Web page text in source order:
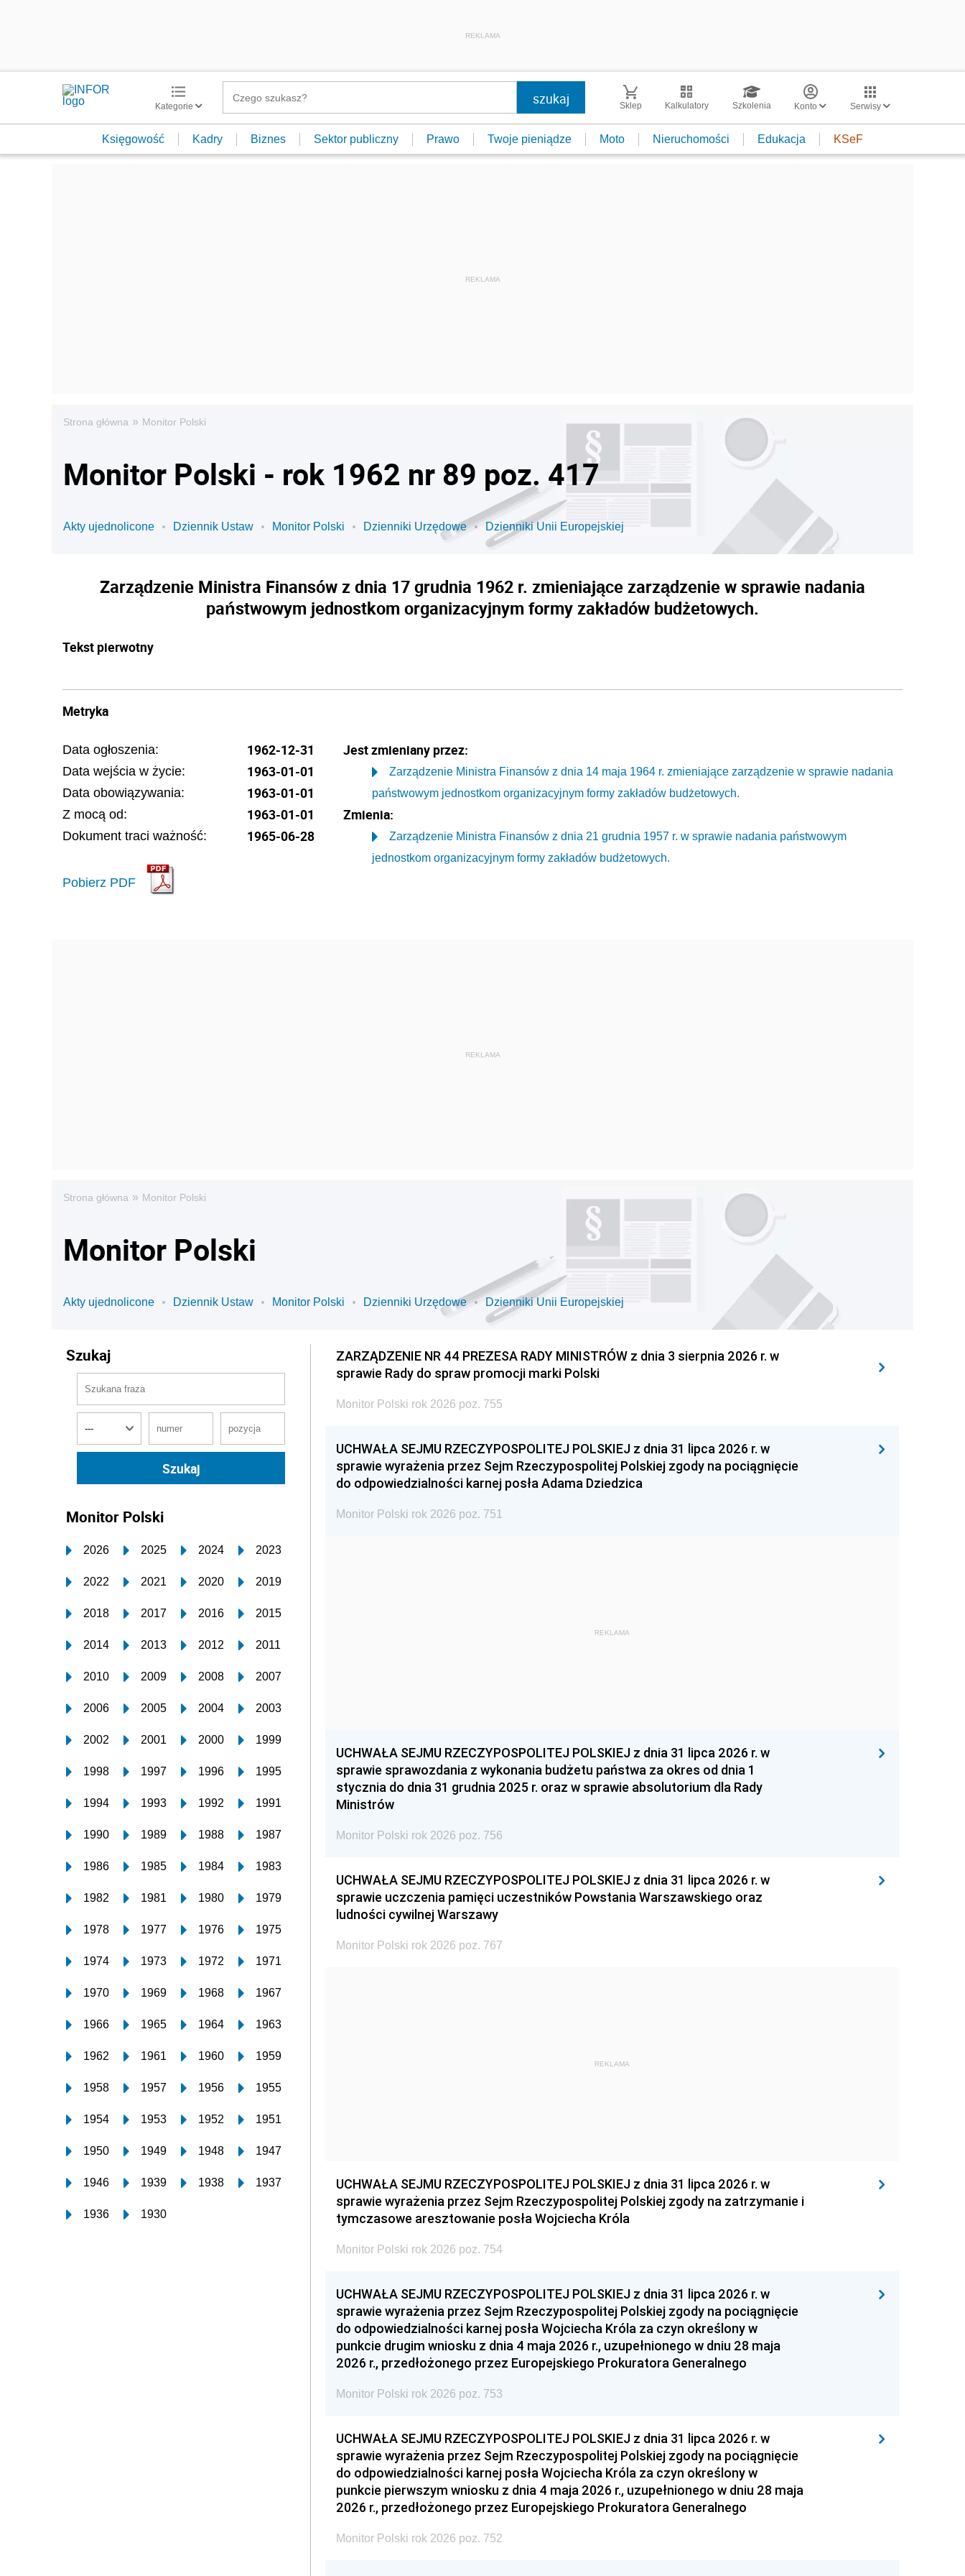
REKLAMA
Kategorie Sklep Kalkulatory Szkolenia Konto Serwisy
Księgowość Kadry Biznes Sektor publiczny Prawo Twoje pieniądze Moto Nieruchomości Edukacja KSeF
Strona główna » Monitor Polski
Monitor Polski - rok 1962 nr 89 poz. 417
Akty ujednolicone Dziennik Ustaw Monitor Polski Dzienniki Urzędowe Dzienniki Unii Europejskiej
Zarządzenie Ministra Finansów z dnia 17 grudnia 1962 r. zmieniające zarządzenie w sprawie nadania
państwowym jednostkom organizacyjnym formy zakładów budżetowych.
Tekst pierwotny
Metryka
Data ogłoszenia: 1962-12-31
Data wejścia w życie: 1963-01-01
Data obowiązywania: 1963-01-01
Z mocą od: 1963-01-01
Dokument traci ważność: 1965-06-28
Pobierz PDF
Jest zmieniany przez:
Zarządzenie Ministra Finansów z dnia 14 maja 1964 r. zmieniające zarządzenie w sprawie nadania
państwowym jednostkom organizacyjnym formy zakładów budżetowych.
Zmienia:
Zarządzenie Ministra Finansów z dnia 21 grudnia 1957 r. w sprawie nadania państwowym
jednostkom organizacyjnym formy zakładów budżetowych.
Strona główna » Monitor Polski
Monitor Polski
Akty ujednolicone Dziennik Ustaw Monitor Polski Dzienniki Urzędowe Dzienniki Unii Europejskiej
Szukaj
Monitor Polski
2026 2025 2024 2023
2022 2021 2020 2019
2018 2017 2016 2015
2014 2013 2012 2011
2010 2009 2008 2007
2006 2005 2004 2003
2002 2001 2000 1999
1998 1997 1996 1995
1994 1993 1992 1991
1990 1989 1988 1987
1986 1985 1984 1983
1982 1981 1980 1979
1978 1977 1976 1975
1974 1973 1972 1971
1970 1969 1968 1967
1966 1965 1964 1963
1962 1961 1960 1959
1958 1957 1956 1955
1954 1953 1952 1951
1950 1949 1948 1947
1946 1939 1938 1937
1936 1930
ZARZĄDZENIE NR 44 PREZESA RADY MINISTRÓW z dnia 3 sierpnia 2026 r. w
sprawie Rady do spraw promocji marki Polski
Monitor Polski rok 2026 poz. 755
UCHWAŁA SEJMU RZECZYPOSPOLITEJ POLSKIEJ z dnia 31 lipca 2026 r. w
sprawie wyrażenia przez Sejm Rzeczypospolitej Polskiej zgody na pociągnięcie
do odpowiedzialności karnej posła Adama Dziedzica
Monitor Polski rok 2026 poz. 751
REKLAMA
UCHWAŁA SEJMU RZECZYPOSPOLITEJ POLSKIEJ z dnia 31 lipca 2026 r. w
sprawie sprawozdania z wykonania budżetu państwa za okres od dnia 1
stycznia do dnia 31 grudnia 2025 r. oraz w sprawie absolutorium dla Rady
Ministrów
Monitor Polski rok 2026 poz. 756
UCHWAŁA SEJMU RZECZYPOSPOLITEJ POLSKIEJ z dnia 31 lipca 2026 r. w
sprawie uczczenia pamięci uczestników Powstania Warszawskiego oraz
ludności cywilnej Warszawy
Monitor Polski rok 2026 poz. 767
REKLAMA
UCHWAŁA SEJMU RZECZYPOSPOLITEJ POLSKIEJ z dnia 31 lipca 2026 r. w
sprawie wyrażenia przez Sejm Rzeczypospolitej Polskiej zgody na zatrzymanie i
tymczasowe aresztowanie posła Wojciecha Króla
Monitor Polski rok 2026 poz. 754
UCHWAŁA SEJMU RZECZYPOSPOLITEJ POLSKIEJ z dnia 31 lipca 2026 r. w
sprawie wyrażenia przez Sejm Rzeczypospolitej Polskiej zgody na pociągnięcie
do odpowiedzialności karnej posła Wojciecha Króla za czyn określony w
punkcie drugim wniosku z dnia 4 maja 2026 r., uzupełnionego w dniu 28 maja
2026 r., przedłożonego przez Europejskiego Prokuratora Generalnego
Monitor Polski rok 2026 poz. 753
UCHWAŁA SEJMU RZECZYPOSPOLITEJ POLSKIEJ z dnia 31 lipca 2026 r. w
sprawie wyrażenia przez Sejm Rzeczypospolitej Polskiej zgody na pociągnięcie
do odpowiedzialności karnej posła Wojciecha Króla za czyn określony w
punkcie pierwszym wniosku z dnia 4 maja 2026 r., uzupełnionego w dniu 28 maja
2026 r., przedłożonego przez Europejskiego Prokuratora Generalnego
Monitor Polski rok 2026 poz. 752